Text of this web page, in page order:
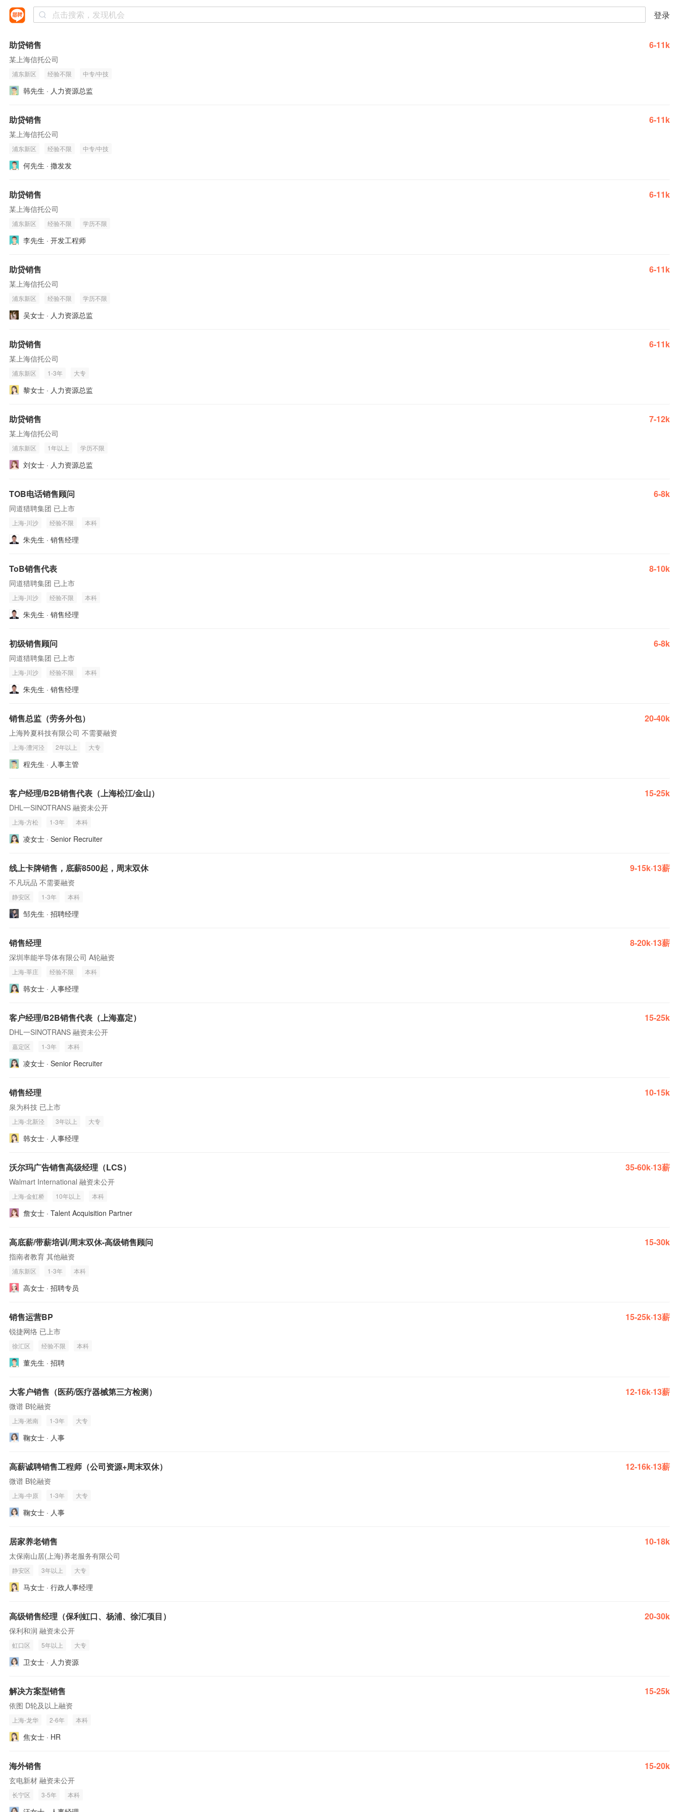
登录
助贷销售 6-11k
某上海信托公司
浦东新区 经验不限 中专/中技
韩先生 · 人力资源总监
助贷销售 6-11k
某上海信托公司
浦东新区 经验不限 中专/中技
何先生 · 撒发发
助贷销售 6-11k
某上海信托公司
浦东新区 经验不限 学历不限
李先生 · 开发工程师
助贷销售 6-11k
某上海信托公司
浦东新区 经验不限 学历不限
吴女士 · 人力资源总监
助贷销售 6-11k
某上海信托公司
浦东新区 1-3年 大专
黎女士 · 人力资源总监
助贷销售 7-12k
某上海信托公司
浦东新区 1年以上 学历不限
刘女士 · 人力资源总监
TOB电话销售顾问 6-8k
同道猎聘集团 已上市
上海-川沙 经验不限 本科
朱先生 · 销售经理
ToB销售代表 8-10k
同道猎聘集团 已上市
上海-川沙 经验不限 本科
朱先生 · 销售经理
初级销售顾问 6-8k
同道猎聘集团 已上市
上海-川沙 经验不限 本科
朱先生 · 销售经理
销售总监（劳务外包） 20-40k
上海羚夏科技有限公司 不需要融资
上海-漕河泾 2年以上 大专
程先生 · 人事主管
客户经理/B2B销售代表（上海松江/金山） 15-25k
DHL一SINOTRANS 融资未公开
上海-方松 1-3年 本科
凌女士 · Senior Recruiter
线上卡牌销售，底薪8500起，周末双休 9-15k·13薪
不凡玩品 不需要融资
静安区 1-3年 本科
邹先生 · 招聘经理
销售经理 8-20k·13薪
深圳率能半导体有限公司 A轮融资
上海-莘庄 经验不限 本科
韩女士 · 人事经理
客户经理/B2B销售代表（上海嘉定） 15-25k
DHL一SINOTRANS 融资未公开
嘉定区 1-3年 本科
凌女士 · Senior Recruiter
销售经理 10-15k
泉为科技 已上市
上海-北新泾 3年以上 大专
韩女士 · 人事经理
沃尔玛广告销售高级经理（LCS） 35-60k·13薪
Walmart International 融资未公开
上海-金虹桥 10年以上 本科
詹女士 · Talent Acquisition Partner
高底薪/带薪培训/周末双休-高级销售顾问 15-30k
指南者教育 其他融资
浦东新区 1-3年 本科
高女士 · 招聘专员
销售运营BP 15-25k·13薪
锐捷网络 已上市
徐汇区 经验不限 本科
董先生 · 招聘
大客户销售（医药/医疗器械第三方检测） 12-16k·13薪
微谱 B轮融资
上海-淞南 1-3年 大专
鞠女士 · 人事
高薪诚聘销售工程师（公司资源+周末双休） 12-16k·13薪
微谱 B轮融资
上海-中原 1-3年 大专
鞠女士 · 人事
居家养老销售 10-18k
太保南山居(上海)养老服务有限公司
静安区 3年以上 大专
马女士 · 行政人事经理
高级销售经理（保利虹口、杨浦、徐汇项目） 20-30k
保利和润 融资未公开
虹口区 5年以上 大专
卫女士 · 人力资源
解决方案型销售 15-25k
依图 D轮及以上融资
上海-龙华 2-6年 本科
焦女士 · HR
海外销售 15-20k
玄电新材 融资未公开
长宁区 3-5年 本科